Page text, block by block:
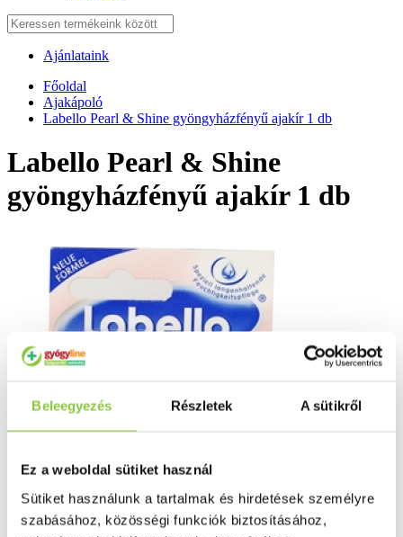
Beleegyezés Részletek A sütikről
Ez a weboldal sütiket használ
Sütiket használunk a tartalmak és hirdetések személyre
szabásához, közösségi funkciók biztosításához,
Ajánlataink
Főoldal
Ajakápoló
Labello Pearl & Shine gyöngyházfényű ajakír 1 db
Labello Pearl & Shine
gyöngyházfényű ajakír 1 db